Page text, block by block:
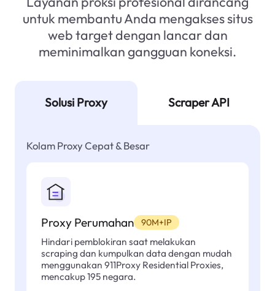
untuk membantu Anda mengakses situs
web target dengan lancar dan
meminimalkan gangguan koneksi.
Solusi Proxy Scraper API
Kolam Proxy Cepat & Besar
Proxy Perumahan 90M+IP
Hindari pemblokiran saat melakukan
scraping dan kumpulkan data dengan mudah
menggunakan 911Proxy Residential Proxies,
mencakup 195 negara.